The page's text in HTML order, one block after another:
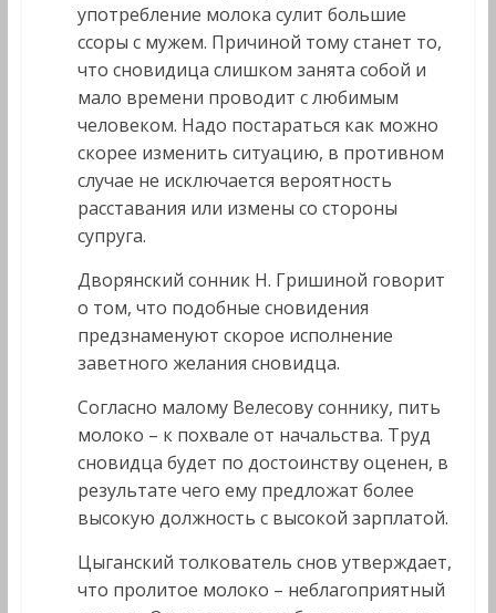
употребление молока сулит большие
ссоры с мужем. Причиной тому станет то,
что сновидица слишком занята собой и
мало времени проводит с любимым
человеком. Надо постараться как можно
скорее изменить ситуацию, в противном
случае не исключается вероятность
расставания или измены со стороны
супруга.
Дворянский сонник Н. Гришиной говорит
о том, что подобные сновидения
предзнаменуют скорое исполнение
заветного желания сновидца.
Согласно малому Велесову соннику, пить
молоко – к похвале от начальства. Труд
сновидца будет по достоинству оценен, в
результате чего ему предложат более
высокую должность с высокой зарплатой.
Цыганский толкователь снов утверждает,
что пролитое молоко – неблагоприятный